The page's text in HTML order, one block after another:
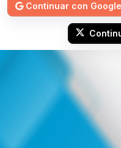
Continuar con Google